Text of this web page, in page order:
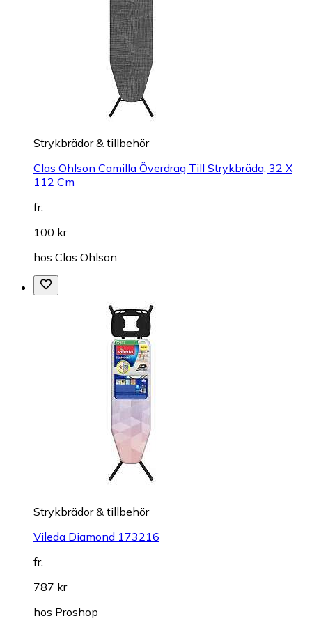
Strykbrädor & tillbehör
Clas Ohlson Camilla Överdrag Till Strykbräda, 32 X
112 Cm
fr.
100 kr
hos Clas Ohlson
Strykbrädor & tillbehör
Vileda Diamond 173216
fr.
787 kr
hos Proshop